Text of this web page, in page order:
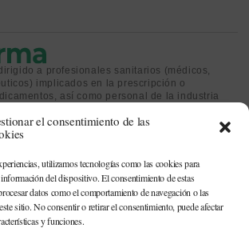
el consentimiento de las
utilizamos tecnologías como las cookies para
del dispositivo. El consentimiento de estas
datos como el comportamiento de navegación o las
sitio. No consentir o retirar el consentimiento, puede afectar
y funciones.
a profesionales sanitarios (médicos,
implicados en la prescripción o
así como personal de la industria
SOMOS|POLÍTICA DE COOKIES|POLÍTICA DE